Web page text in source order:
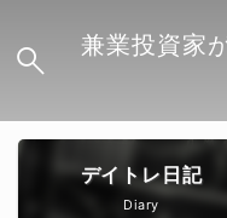
兼業投資家
デイトレ日記
Diary